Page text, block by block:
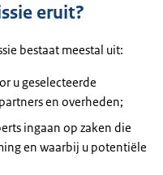
eruit?
bestaat meestal uit:
u geselecteerde
en overheden;
ingaan op zaken die
en waarbij u potentiële